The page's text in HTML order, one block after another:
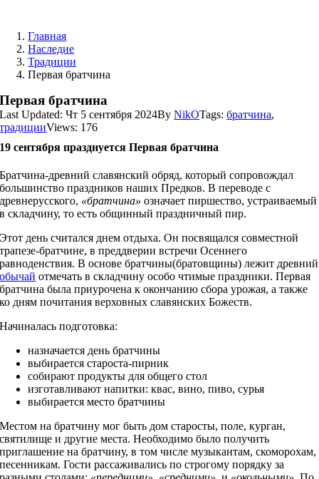
contentГлавная
Наследие
Традиции
Первая братчина
Первая братчина
Last Updated: Чт 5 сентября 2024ByNikOTags:братчина,
традицииViews: 176
19 сентября празднуется Первая братчина
Братчина-древний славянский обряд, который сопровождал
большинство праздников наших Предков. В переводе с
древнерусского, «братчина» означает пиршество, устраиваемый
в складчину, то есть общинный праздничный пир.
Этот день считался днем отдыха. Он посвящался совместной
трапезе-братчине, в преддверии встречи Осеннего
равноденствия. В основе братчины(братовщины) лежит древний
обычай отмечать в складчину особо чтимые праздники. Первая
братчина была приурочена к окончанию сбора урожая, а также
ко дням почитания верховных славянских Божеств.
Начиналась подготовка:
назначается день братчины
выбирается староста-пирник
собирают продукты для общего стол
изготавливают напитки: квас, вино, пиво, сурья
выбирается место братчины
Местом на братчину мог быть дом старосты, поле, курган,
святилище и другие места. Необходимо было получить
приглашение на братчину, в том числе музыкантам, скоморохам,
песенникам. Гости рассаживались по строгому порядку за